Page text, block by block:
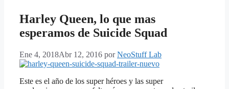
Harley Queen, lo que mas
esperamos de Suicide Squad
Ene 4, 2018Abr 12, 2016 porNeoStuff Lab
Este es el año de los super héroes y las super